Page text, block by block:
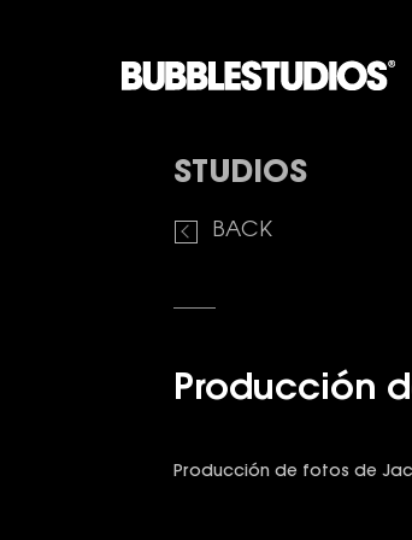
STUDIOS
BACK
Producción
Producción de fotos de